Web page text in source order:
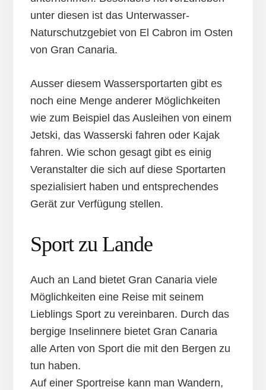
unter diesen ist das Unterwasser-
Naturschutzgebiet von El Cabron im Osten
von Gran Canaria.
Ausser diesem Wassersportarten gibt es
noch eine Menge anderer Möglichkeiten
wie zum Beispiel das Ausleihen von einem
Jetski, das Wasserski fahren oder Kajak
fahren. Wie schon gesagt gibt es einig
Veranstalter die sich auf diese Sportarten
spezialisiert haben und entsprechendes
Gerät zur Verfügung stellen.
Sport zu Lande
Auch an Land bietet Gran Canaria viele
Möglichkeiten eine Reise mit seinem
Lieblings Sport zu vereinbaren. Durch das
bergige Inselinnere bietet Gran Canaria
alle Arten von Sport die mit den Bergen zu
tun haben.
Auf einer Sportreise kann man Wandern,